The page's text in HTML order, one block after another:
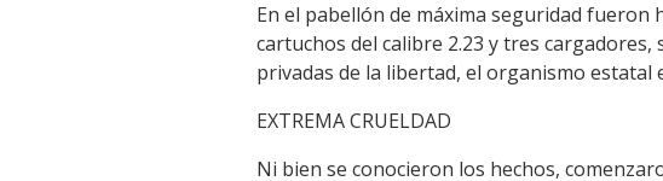
En el pabellón de máxima seguridad
cartuchos del calibre 2.23 y tres
privadas de la libertad, el organismo estatal
EXTREMA CRUELDAD
Ni bien se conocieron los hechos,